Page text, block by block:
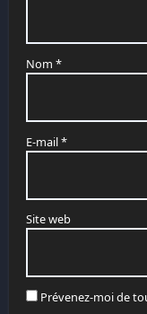
Nom *
E-mail*
Site web
Prévenez-moi de